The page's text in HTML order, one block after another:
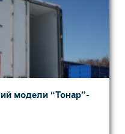
модели “Тонар”-